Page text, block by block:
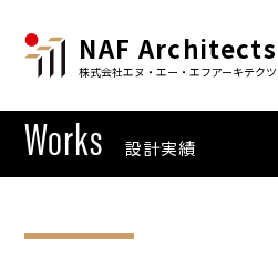
NAF Architects
株式会社エヌ・エー・エフアーキテクツ
Works 設計実績